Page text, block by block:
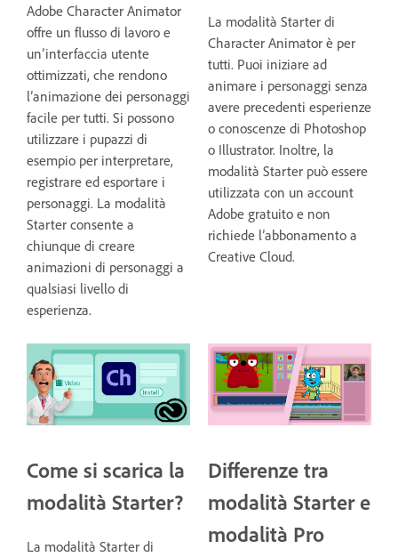
Adobe Character Animator
offre un flusso di lavoro e
un’interfaccia utente
ottimizzati, che rendono
l’animazione dei personaggi
facile per tutti. Si possono
utilizzare i pupazzi di
esempio per interpretare,
registrare ed esportare i
personaggi. La modalità
Starter consente a
chiunque di creare
animazioni di personaggi a
qualsiasi livello di
esperienza.
La modalità Starter di
Character Animator è per
tutti. Puoi iniziare ad
animare i personaggi senza
avere precedenti esperienze
o conoscenze di Photoshop
o Illustrator. Inoltre, la
modalità Starter può essere
utilizzata con un account
Adobe gratuito e non
richiede l’abbonamento a
Creative Cloud.
Come si scarica la
modalità Starter?
La modalità Starter di
Differenze tra
modalità Starter e
modalità Pro